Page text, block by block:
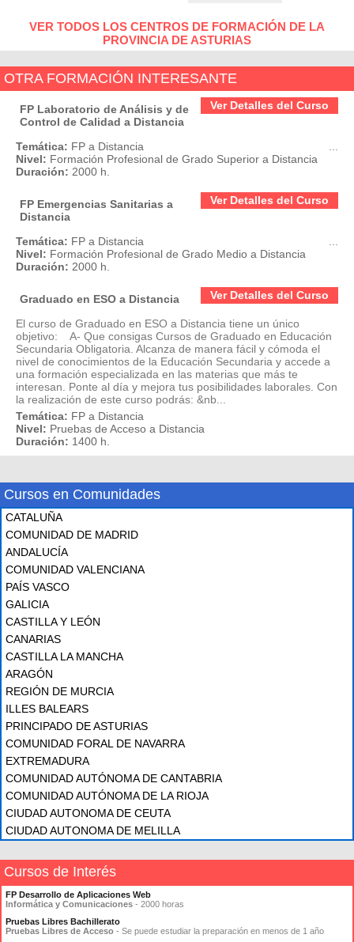
VER TODOS LOS CENTROS DE FORMACIÓN DE LA
PROVINCIA DE ASTURIAS
OTRA FORMACIÓN INTERESANTE
Ver Detalles del Curso
FP Laboratorio de Análisis y de
Control de Calidad a Distancia
Temática: FP a Distancia
Nivel: Formación Profesional de Grado Superior a Distancia
Duración: 2000 h.
Ver Detalles del Curso
FP Emergencias Sanitarias a
Distancia
Temática: FP a Distancia
Nivel: Formación Profesional de Grado Medio a Distancia
Duración: 2000 h.
Ver Detalles del Curso
Graduado en ESO a Distancia
El curso de Graduado en ESO a Distancia tiene un único
objetivo: A- Que consigas Cursos de Graduado en Educación
Secundaria Obligatoria. Alcanza de manera fácil y cómoda el
nivel de conocimientos de la Educación Secundaria y accede a
una formación especializada en las materias que más te
interesan. Ponte al día y mejora tus posibilidades laborales. Con
la realización de este curso podrás: &nb...
Temática: FP a Distancia
Nivel: Pruebas de Acceso a Distancia
Duración: 1400 h.
Cursos en Comunidades
CATALUÑA
COMUNIDAD DE MADRID
ANDALUCÍA
COMUNIDAD VALENCIANA
PAÍS VASCO
GALICIA
CASTILLA Y LEÓN
CANARIAS
CASTILLA LA MANCHA
ARAGÓN
REGIÓN DE MURCIA
ILLES BALEARS
PRINCIPADO DE ASTURIAS
COMUNIDAD FORAL DE NAVARRA
EXTREMADURA
COMUNIDAD AUTÓNOMA DE CANTABRIA
COMUNIDAD AUTÓNOMA DE LA RIOJA
CIUDAD AUTONOMA DE CEUTA
CIUDAD AUTONOMA DE MELILLA
Cursos de Interés
FP Desarrollo de Aplicaciones Web
Informática y Comunicaciones - 2000 horas
Pruebas Libres Bachillerato
Pruebas Libres de Acceso - Se puede estudiar la preparación en menos de 1 año